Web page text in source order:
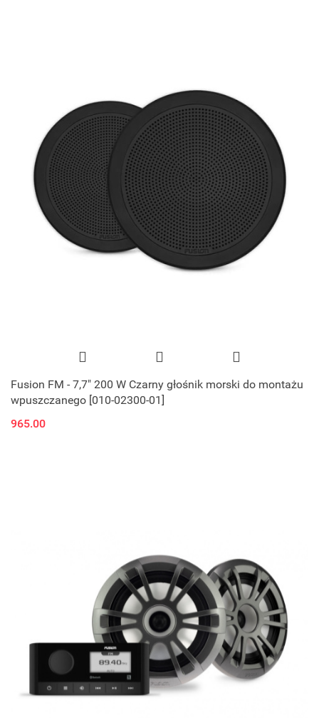
Fusion FM - 7,7" 200 W Czarny głośnik morski do montażu
wpuszczanego [010-02300-01]
965.00